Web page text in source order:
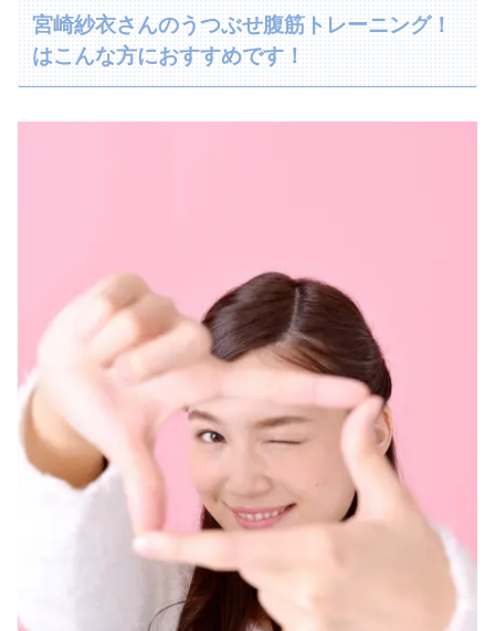
宮崎紗衣さんのうつぶせ腹筋トレーニング！
はこんな方におすすめです！